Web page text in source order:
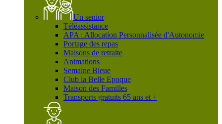
Un senior
Téléassistance
APA : Allocation Personnalisée d'Autonomie
Portage des repas
Maisons de retraite
Animations
Semaine Bleue
Club la Belle Epoque
Maison des Familles
Transports gratuits 65 ans et +